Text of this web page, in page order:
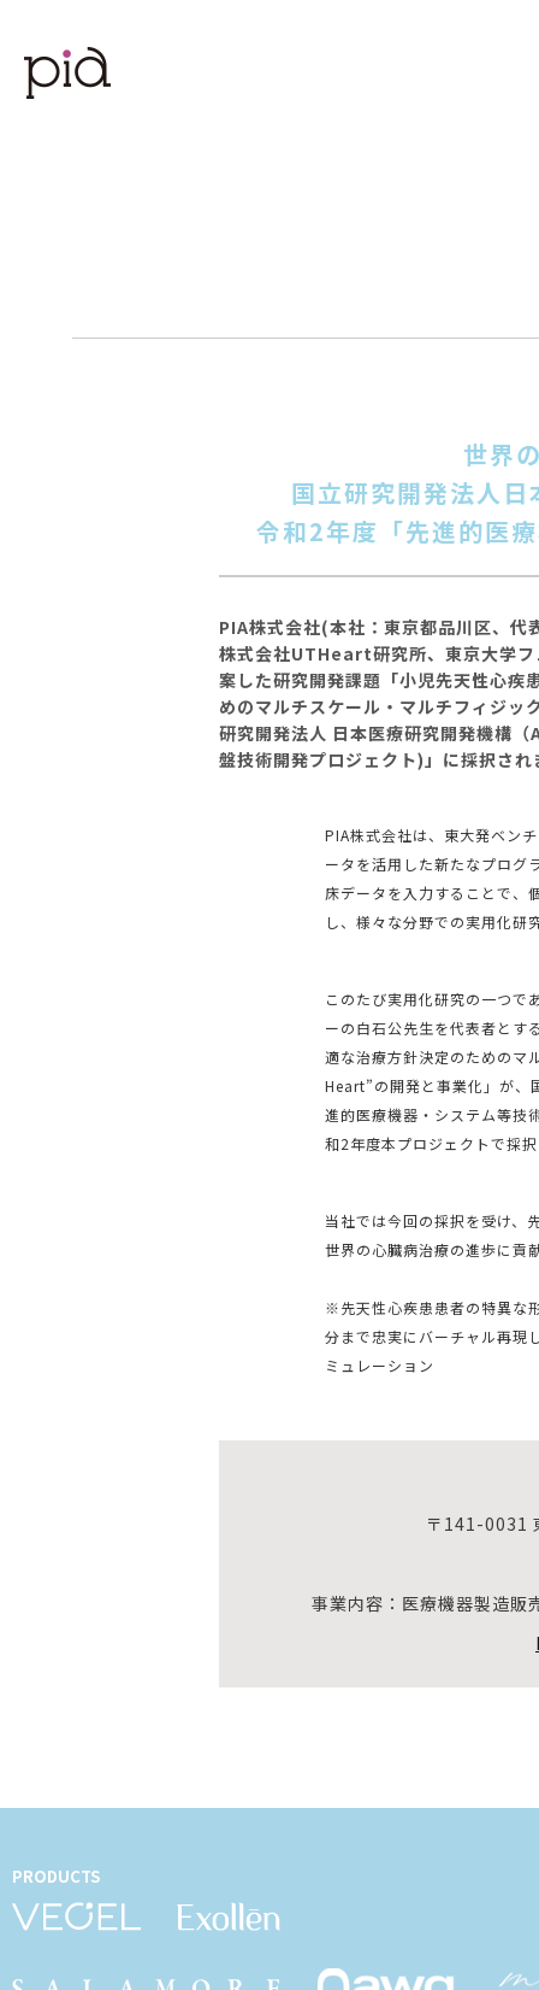
世界
国⽴研究開発法⼈
令和2年度「先進的医
PIA株式会社(本社：東京都品川区、代
株式会社UTHeart研究所、東京⼤学フ
案した研究開発課題「⼩児先天性⼼疾
めのマルチスケール・マルチフィジ
研究開発法⼈ ⽇本医療研究開発機構
盤技術開発プロジェクト)」に採択され
PIA株式会社は、東⼤発ベン
ータを活⽤した新たなプログ
床データを⼊⼒することで、
し、様々な分野での実⽤化研
このたび実⽤化研究の⼀つで
ーの⽩⽯公先⽣を代表者とす
適な治療⽅針決定のためのマ
Heart”の開発と事業化」が、
進的医療機器・システム等技
和2年度本プロジェクトで採
当社では今回の採択を受け、
世界の⼼臓病治療の進歩に
※先天性⼼疾患患者の特異な
分まで忠実にバーチャル再現
ミュレーション
〒141-0031
事業内容：医療機器製造販
PRODUCTS